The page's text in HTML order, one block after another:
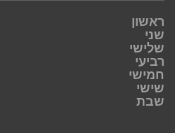
ראשון
שני
שלישי
רביעי
חמישי
שישי
שבת